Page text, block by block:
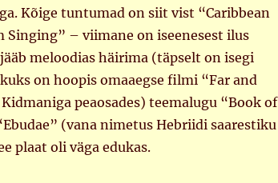
Kõige tuntumad on siit vist “Caribbean
Singing” – viimane on iseenesest ilus
meloodias häirima (täpselt on isegi
on hoopis omaaegse filmi “Far and
peaosades) teemalugu “Book of
(vana nimetus Hebriidi saarestiku
plaat oli väga edukas.